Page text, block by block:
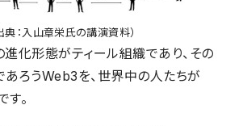
典：入山章栄氏の講演資料）
進化形態がティール組織であり、その
あろうWeb3を、世界中の人たちが
す。